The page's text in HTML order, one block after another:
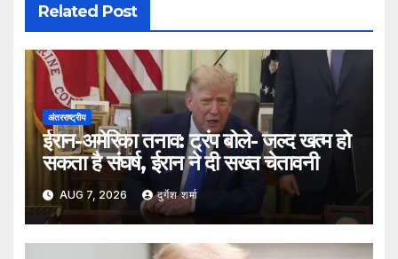
Related Post
अंतरराष्ट्रीय
ईरान-अमेरिका तनाव: ट्रंप बोले- जल्द खत्म हो
सकता है संघर्ष, ईरान ने दी सख्त चेतावनी
AUG 7, 2026 दुर्गेश शर्मा